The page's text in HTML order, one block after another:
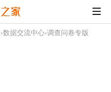
›数据交流中心›调查问卷专版